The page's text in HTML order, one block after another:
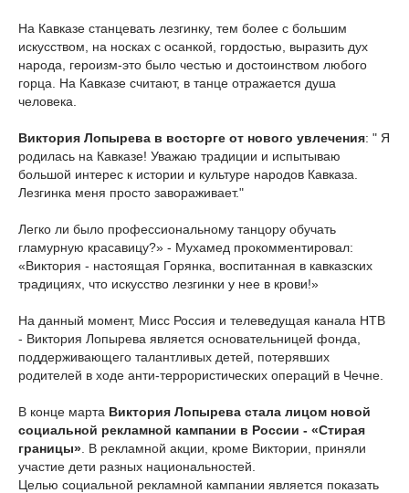
На Кавказе станцевать лезгинку, тем более с большим
искусством, на носках с осанкой, гордостью, выразить дух
народа, героизм-это было честью и достоинством любого
горца. На Кавказе считают, в танце отражается душа
человека.
Виктория Лопырева в восторге от нового увлечения: " Я
родилась на Кавказе! Уважаю традиции и испытываю
большой интерес к истории и культуре народов Кавказа.
Лезгинка меня просто завораживает."
Легко ли было профессиональному танцору обучать
гламурную красавицу?» - Мухамед прокомментировал:
«Виктория - настоящая Горянка, воспитанная в кавказских
традициях, что искусство лезгинки у нее в крови!»
На данный момент, Мисс Россия и телеведущая канала НТВ
- Виктория Лопырева является основательницей фонда,
поддерживающего талантливых детей, потерявших
родителей в ходе анти-террористических операций в Чечне.
В конце марта Виктория Лопырева стала лицом новой
социальной рекламной кампании в России - «Стирая
границы» . В рекламной акции, кроме Виктории, приняли
участие дети разных национальностей.
Целью социальной рекламной кампании является показать